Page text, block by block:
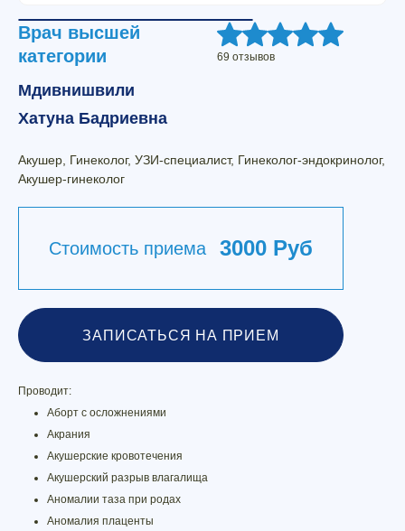
Врач высшей
категории
69 отзывов
Мдивнишвили
Хатуна Бадриевна
Акушер, Гинеколог, УЗИ-специалист, Гинеколог-эндокринолог,
Акушер-гинеколог
Стоимость приема 3000 Руб
ЗАПИСАТЬСЯ НА ПРИЕМ
Проводит:
Аборт с осложнениями
Акрания
Акушерские кровотечения
Акушерский разрыв влагалища
Аномалии таза при родах
Аномалия плаценты